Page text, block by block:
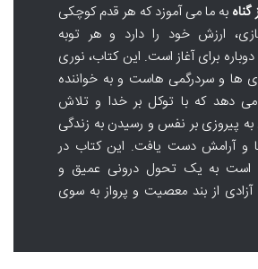
گناه به ما می آموزد که هر قدم کوچکی
ارزش خود را دارد و هر توبه
برای آغاز است. این کتاب، نوری
ها و سردرگمی هاست و به خواننده
می دهد که با توکل بر خدا و تلاش
پیروزی بر نفس و رسیدن به زندگی
و آرامش دست یافت. این کتاب در
است به یک تحول درونی عمیق و
آزادی از بند معصیت و پرواز به سوی